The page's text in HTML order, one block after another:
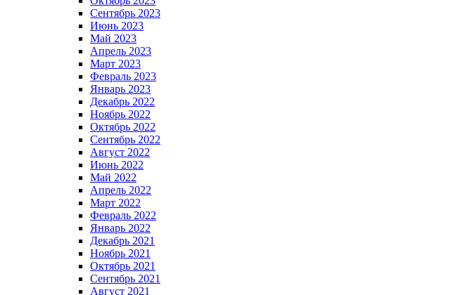
Сентябрь 2023
Июнь 2023
Май 2023
Апрель 2023
Март 2023
Февраль 2023
Январь 2023
Декабрь 2022
Ноябрь 2022
Октябрь 2022
Сентябрь 2022
Август 2022
Июнь 2022
Май 2022
Апрель 2022
Март 2022
Февраль 2022
Январь 2022
Декабрь 2021
Ноябрь 2021
Октябрь 2021
Сентябрь 2021
Август 2021